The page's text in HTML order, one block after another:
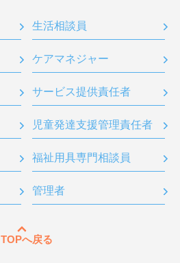
生活相談員
ケアマネジャー
サービス提供責任者
児童発達支援管理責任者
福祉用具専門相談員
管理者
TOPへ戻る